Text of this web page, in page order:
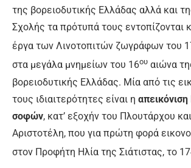
της βορειοδυτικής Ελλάδας αλλά και
Σχολής τα πρότυπά τους εντοπίζονται
έργα των Λινοτοπιτών ζωγράφων του
στα μεγάλα μνημείων του 16ου αιώνα
βορειοδυτικής Ελλάδας. Μία από τις
τους ιδιαιτερότητες είναι η
σοφών, κατ’ εξοχήν του Πλουτάρχου
Αριστοτέλη, που για πρώτη φορά
στον Προφήτη Ηλία της Σιάτιστας, το